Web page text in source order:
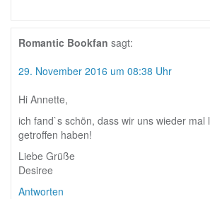
Romantic Bookfan sagt:
29. November 2016 um 08:38 Uhr
Hi Annette,
ich fand`s schön, dass wir uns wieder mal
getroffen haben!
Liebe Grüße
Desiree
Antworten